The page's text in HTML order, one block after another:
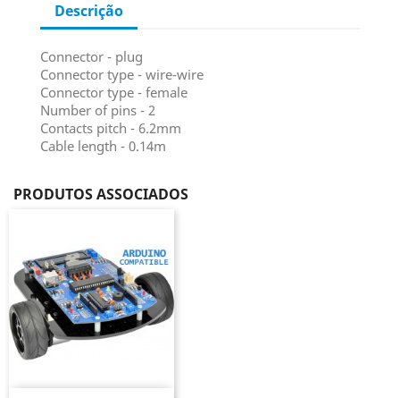
Descrição
Connector - plug
Connector type - wire-wire
Connector type - female
Number of pins - 2
Contacts pitch - 6.2mm
Cable length - 0.14m
PRODUTOS ASSOCIADOS